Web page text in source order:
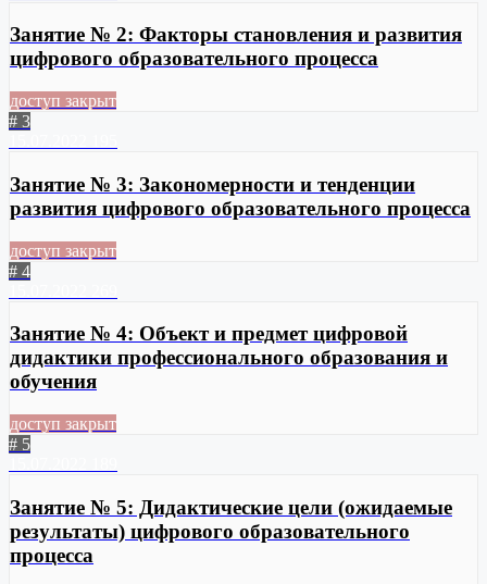
Занятие № 2: Факторы становления и развития
цифрового образовательного процесса
доступ закрыт
# 3
Занятие № 3: Закономерности и тенденции
развития цифрового образовательного процесса
доступ закрыт
# 4
Занятие № 4: Объект и предмет цифровой
дидактики профессионального образования и
обучения
доступ закрыт
# 5
Занятие № 5: Дидактические цели (ожидаемые
результаты) цифрового образовательного
процесса